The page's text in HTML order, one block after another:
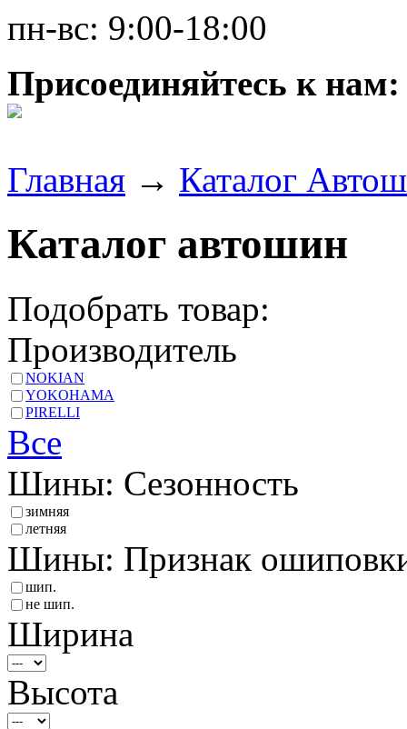
пн-вс: 9:00-18:00
Присоединяйтесь к нам:
Главная → Каталог
Каталог автошин
Подобрать товар:
Производитель
NOKIAN
YOKOHAMA
PIRELLI
Все
Шины: Сезонность
зимняя
летняя
Шины: Признак
шип.
не шип.
Ширина
Высота